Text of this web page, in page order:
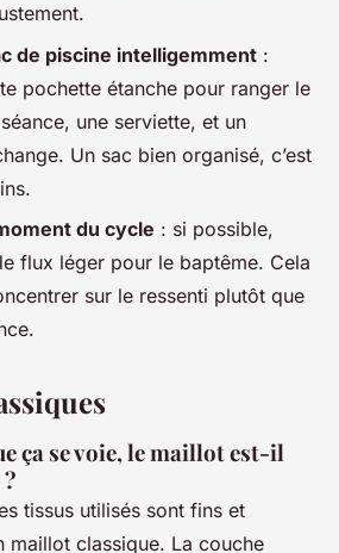
de piscine intelligemment :
pochette étanche pour ranger le
une serviette, et un
Un sac bien organisé, c’est
du cycle : si possible,
flux léger pour le baptême. Cela
sur le ressenti plutôt que
ça se voie, le maillot est-il
tissus utilisés sont fins et
maillot classique. La couche